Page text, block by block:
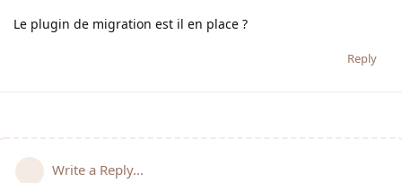
Le plugin de migration est il en place ?
Reply
Write a Reply...